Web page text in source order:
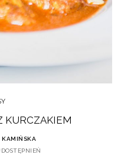
KURCZAKIEM
KAMIŃSKA